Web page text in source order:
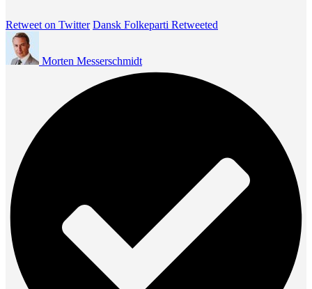
Retweet on Twitter Dansk Folkeparti Retweeted
Morten Messerschmidt